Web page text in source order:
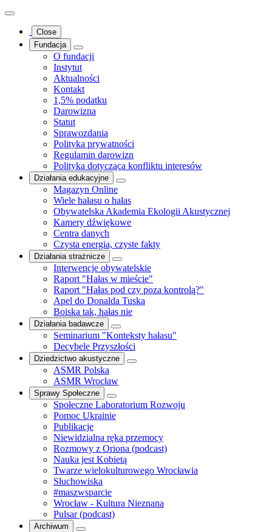
Close
Fundacja
O fundacji
Instytut
Aktualności
Kontakt
1,5% podatku
Darowizna
Statut
Sprawozdania
Polityka prywatności
Regulamin darowizn
Polityka dotycząca konfliktu interesów
Działania edukacyjne
Magazyn Online
Wiele hałasu o hałas
Obywatelska Akademia Ekologii Akustycznej
Kamery dźwiękowe
Centra danych
Czysta energia, czyste fakty
Działania strażnicze
Interwencje obywatelskie
Raport "Hałas w mieście"
Raport "Hałas pod czy poza kontrolą?"
Apel do Donalda Tuska
Boiska tak, hałas nie
Działania badawcze
Seminarium "Konteksty hałasu"
Decybele Przyszłości
Dziedzictwo akustyczne
ASMR Polska
ASMR Wrocław
Sprawy Społeczne
Społeczne Laboratorium Rozwoju
Pomoc Ukrainie
Publikacje
Niewidzialna ręka przemocy
Rozmowy z Oriona (podcast)
Nauka jest Kobietą
Twarze wielokulturowego Wrocławia
Słuchowiska
#maszwsparcie
Wrocław - Kultura Nieznana
Pulsar (podcast)
Archiwum